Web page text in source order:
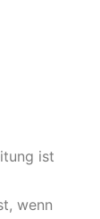
ist
wenn